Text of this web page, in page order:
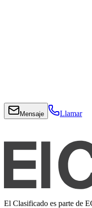
Mensaje Llamar
El Clasificado es parte de